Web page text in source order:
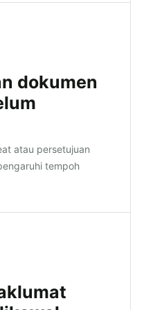
dokumen
atau persetujuan
tempoh